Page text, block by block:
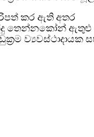
කර ඇති අතර
තෙන්නකෝන්
ව්‍යවස්ථාදායක